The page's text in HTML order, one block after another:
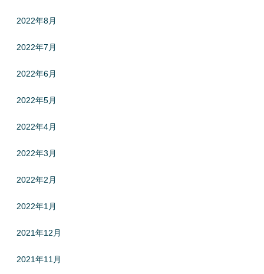
2022年8月
2022年7月
2022年6月
2022年5月
2022年4月
2022年3月
2022年2月
2022年1月
2021年12月
2021年11月